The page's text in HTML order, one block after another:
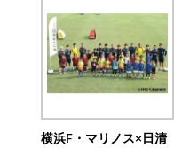
横浜F・マリノス×日清